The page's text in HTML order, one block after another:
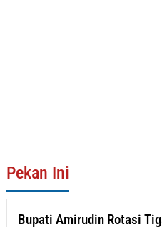
Pekan Ini
Bupati Amirudin Rotasi